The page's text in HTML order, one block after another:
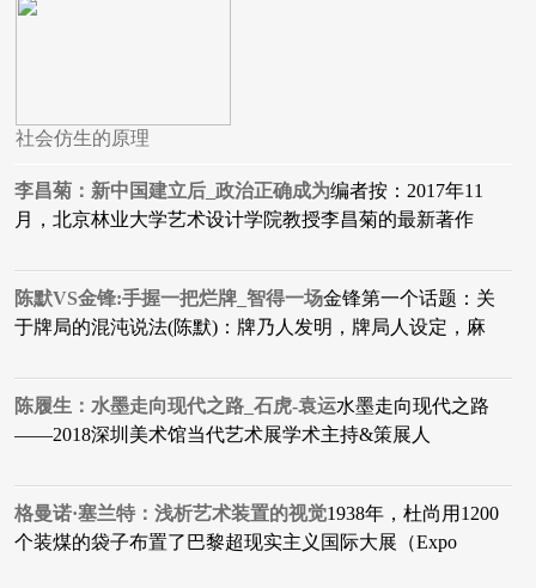
社会仿生的原理
李昌菊：新中国建立后_政治正确成为编者按：2017年11
月，北京林业大学艺术设计学院教授李昌菊的最新著作
陈默VS金锋:手握一把烂牌_智得一场金锋第一个话题：关
于牌局的混沌说法(陈默)：牌乃人发明，牌局人设定，麻
陈履生：水墨走向现代之路_石虎-袁运水墨走向现代之路
——2018深圳美术馆当代艺术展学术主持&策展人
格曼诺·塞兰特：浅析艺术装置的视觉1938年，杜尚用1200
个装煤的袋子布置了巴黎超现实主义国际大展（Expo